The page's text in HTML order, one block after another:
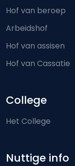
Hof van beroep
Arbeidshof
Hof van assisen
Hof van Cassatie
College
Het College
Nuttige info